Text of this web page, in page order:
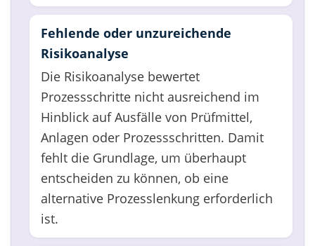
Fehlende oder unzureichende
Risikoanalyse
Die Risikoanalyse bewertet
Prozessschritte nicht ausreichend im
Hinblick auf Ausfälle von Prüfmittel,
Anlagen oder Prozessschritten. Damit
fehlt die Grundlage, um überhaupt
entscheiden zu können, ob eine
alternative Prozesslenkung erforderlich
ist.